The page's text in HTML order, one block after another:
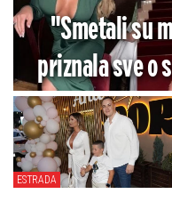
"Smetali su
priznala sve o
zbog noćnog
ESTRADA